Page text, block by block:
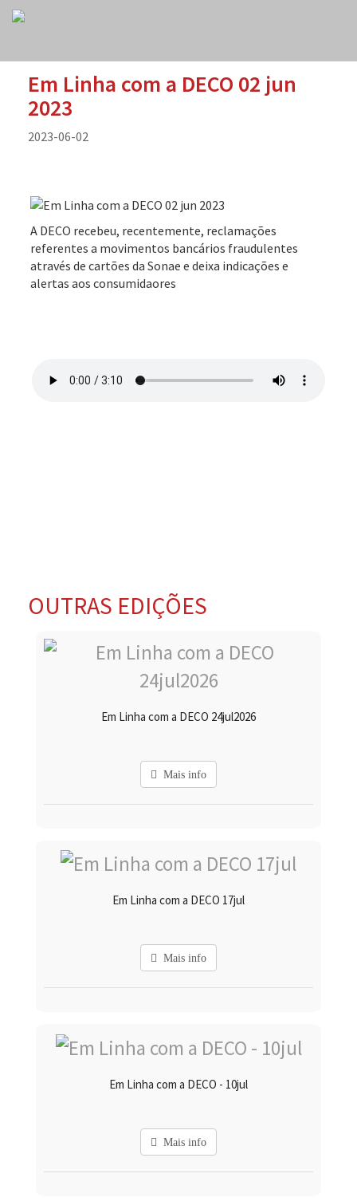
Em Linha com a DECO 02 jun
2023
2023-06-02
A DECO recebeu, recentemente, reclamações
referentes a movimentos bancários fraudulentes
através de cartões da Sonae e deixa indicações e
alertas aos consumidaores
OUTRAS EDIÇÕES
Em Linha com a DECO 24jul2026
Mais info
Em Linha com a DECO 17jul
Mais info
Em Linha com a DECO - 10jul
Mais info